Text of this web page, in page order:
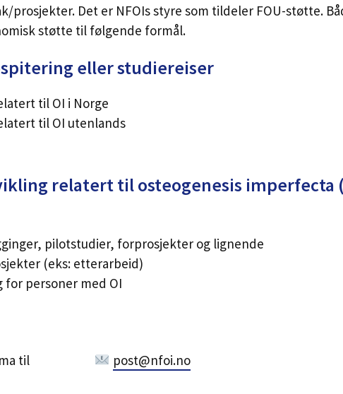
Det er NFOIs styre som tildeler FOU-støtte.
støtte til følgende formål.
eller studiereiser
til OI i Norge
til OI utenlands
relatert til osteogenesis imperfecta
pilotstudier, forprosjekter og lignende
(eks: etterarbeid)
personer med OI
til post@nfoi.no